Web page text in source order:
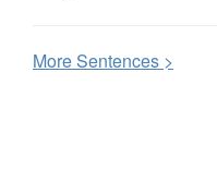
MoreSentences >